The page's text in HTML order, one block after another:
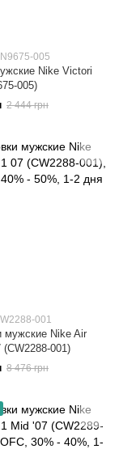
005
Nike Victori
005)
2 444 грн
001
мужские Nike Air
(CW2288-001)
8 476 грн